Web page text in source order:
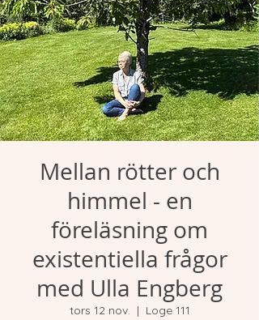
Mellan rötter och
himmel - en
föreläsning om
existentiella frågor
med Ulla Engberg
tors 12 nov.
  |
Loge 111